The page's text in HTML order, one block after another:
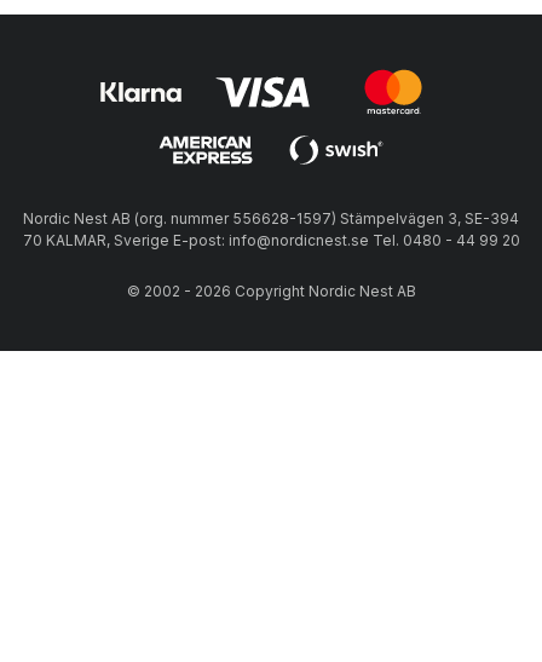
Nordic Nest AB (org. nummer 556628-1597) Stämpelvägen 3, SE-394
70 KALMAR, Sverige E-post: info@nordicnest.se Tel. 0480 - 44 99 20
© 2002 - 2026 Copyright Nordic Nest AB